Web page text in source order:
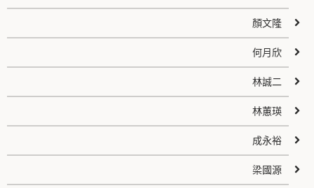
顏文隆
何月欣
林誠二
林蕙瑛
成永裕
梁國源